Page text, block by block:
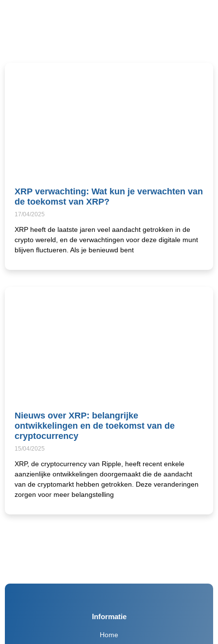
XRP verwachting: Wat kun je verwachten van
de toekomst van XRP?
17/04/2025
XRP heeft de laatste jaren veel aandacht getrokken in de
crypto wereld, en de verwachtingen voor deze digitale munt
blijven fluctueren. Als je benieuwd bent
Nieuws over XRP: belangrijke
ontwikkelingen en de toekomst van de
cryptocurrency
15/04/2025
XRP, de cryptocurrency van Ripple, heeft recent enkele
aanzienlijke ontwikkelingen doorgemaakt die de aandacht
van de cryptomarkt hebben getrokken. Deze veranderingen
zorgen voor meer belangstelling
Informatie
Home